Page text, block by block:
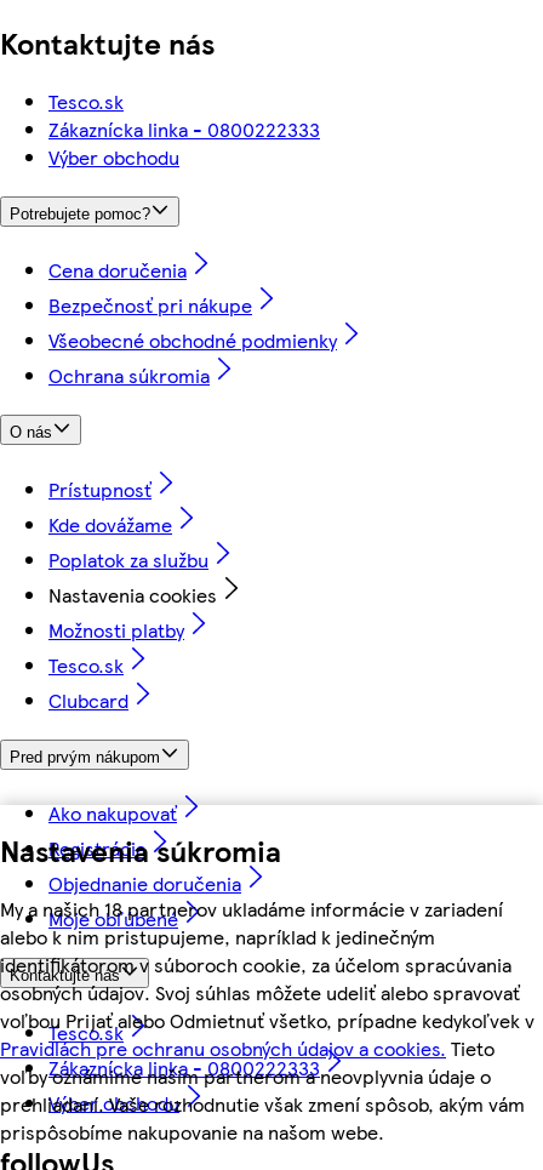
Nastavenia súkromia
My a našich 18 partnerov ukladáme informácie v zariadení
alebo k nim pristupujeme, napríklad k jedinečným
identifikátorom v súboroch cookie, za účelom spracúvania
osobných údajov. Svoj súhlas môžete udeliť alebo spravovať
voľbou Prijať alebo Odmietnuť všetko, prípadne kedykoľvek v
Pravidlách pre ochranu osobných údajov a cookies. Tieto
voľby oznámime našim partnerom a neovplyvnia údaje o
prehliadaní. Vaše rozhodnutie však zmení spôsob, akým vám
prispôsobíme nakupovanie na našom webe.
Kontaktujte nás
Tesco.sk
Zákaznícka linka - 0800222333
Výber obchodu
Potrebujete pomoc?
Cena doručenia
Bezpečnosť pri nákupe
Všeobecné obchodné podmienky
Ochrana súkromia
O nás
Prístupnosť
Kde dovážame
Poplatok za službu
Nastavenia cookies
Možnosti platby
Tesco.sk
Clubcard
Pred prvým nákupom
Ako nakupovať
Registrácia
Objednanie doručenia
Moje obľúbené
Kontaktujte nás
Tesco.sk
Zákaznícka linka - 0800222333
Výber obchodu
followUs